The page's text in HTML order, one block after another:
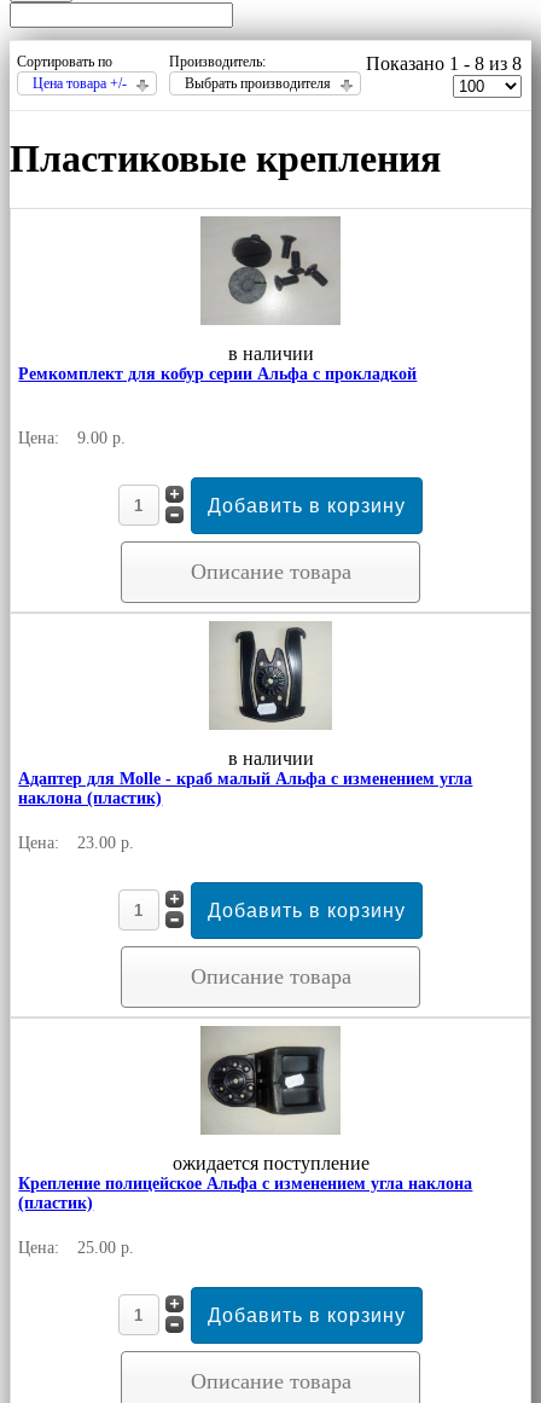
Сортировать по
Цена товара +/-
Производитель:
Выбрать производителя
Показано 1 - 8 из 8
Пластиковые крепления
в наличии
Ремкомплект для кобур серии Альфа с прокладкой
Цена: 9.00 р.
Описание товара
в наличии
Адаптер для Molle - краб малый Альфа с изменением угла
наклона (пластик)
Цена: 23.00 р.
Описание товара
ожидается поступление
Крепление полицейское Альфа с изменением угла наклона
(пластик)
Цена: 25.00 р.
Описание товара